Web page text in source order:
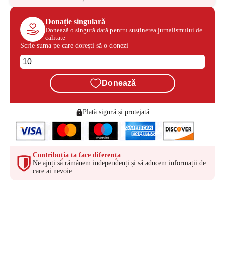
Donație singulară
Donează o singură dată pentru susținerea jurnalismului de
calitate
Scrie suma pe care dorești să o donezi
Donează
Plată sigură și protejată
Contribuția ta face diferența
Ne ajuți să rămânem independenți și să aducem informații de
care ai nevoie